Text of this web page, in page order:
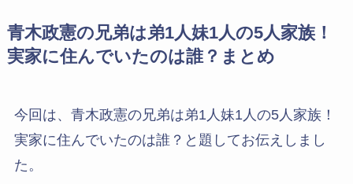
青木政憲の兄弟は弟1人妹1人の5人家族！
実家に住んでいたのは誰？まとめ
今回は、青木政憲の兄弟は弟1人妹1人の5人家族！
実家に住んでいたのは誰？と題してお伝えしまし
た。